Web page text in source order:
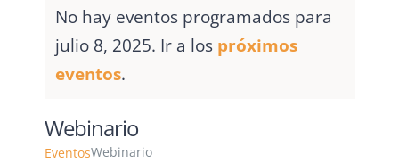
No hay eventos programados para
julio 8, 2025. Ir a los próximos
eventos.
Webinario
EventosWebinario